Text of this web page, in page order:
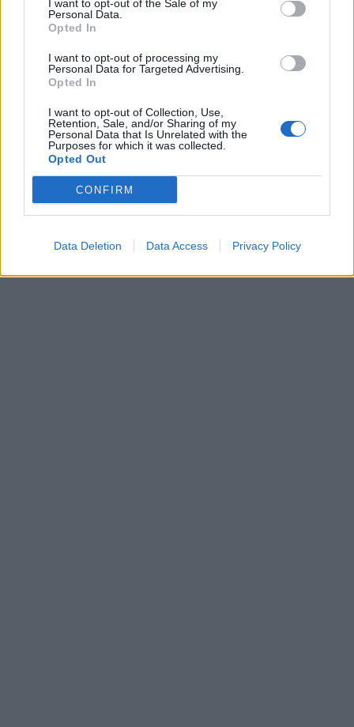
I want to opt-out of the Sale of my
Personal Data.
Opted In
I want to opt-out of processing my
Personal Data for Targeted Advertising.
Opted In
I want to opt-out of Collection, Use,
Retention, Sale, and/or Sharing of my
Personal Data that Is Unrelated with the
Purposes for which it was collected.
Opted Out
CONFIRM
Data Deletion Data Access Privacy Policy
In evidenza